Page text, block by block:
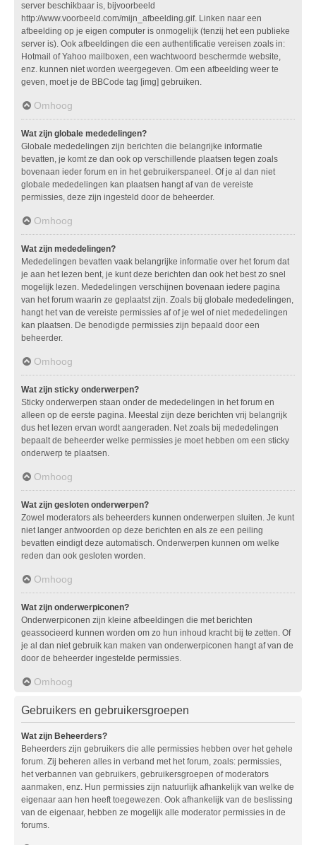
server beschikbaar is, bijvoorbeeld
http://www.voorbeeld.com/mijn_afbeelding.gif. Linken naar een
afbeelding op je eigen computer is onmogelijk (tenzij het een publieke
server is). Ook afbeeldingen die een authentificatie vereisen zoals in:
Hotmail of Yahoo mailboxen, een wachtwoord beschermde website,
enz. kunnen niet worden weergegeven. Om een afbeelding weer te
geven, moet je de BBCode tag [img] gebruiken.
Omhoog
Wat zijn globale mededelingen?
Globale mededelingen zijn berichten die belangrijke informatie
bevatten, je komt ze dan ook op verschillende plaatsen tegen zoals
bovenaan ieder forum en in het gebruikerspaneel. Of je al dan niet
globale mededelingen kan plaatsen hangt af van de vereiste
permissies, deze zijn ingesteld door de beheerder.
Omhoog
Wat zijn mededelingen?
Mededelingen bevatten vaak belangrijke informatie over het forum dat
je aan het lezen bent, je kunt deze berichten dan ook het best zo snel
mogelijk lezen. Mededelingen verschijnen bovenaan iedere pagina
van het forum waarin ze geplaatst zijn. Zoals bij globale mededelingen,
hangt het van de vereiste permissies af of je wel of niet mededelingen
kan plaatsen. De benodigde permissies zijn bepaald door een
beheerder.
Omhoog
Wat zijn sticky onderwerpen?
Sticky onderwerpen staan onder de mededelingen in het forum en
alleen op de eerste pagina. Meestal zijn deze berichten vrij belangrijk
dus het lezen ervan wordt aangeraden. Net zoals bij mededelingen
bepaalt de beheerder welke permissies je moet hebben om een sticky
onderwerp te plaatsen.
Omhoog
Wat zijn gesloten onderwerpen?
Zowel moderators als beheerders kunnen onderwerpen sluiten. Je kunt
niet langer antwoorden op deze berichten en als ze een peiling
bevatten eindigt deze automatisch. Onderwerpen kunnen om welke
reden dan ook gesloten worden.
Omhoog
Wat zijn onderwerpiconen?
Onderwerpiconen zijn kleine afbeeldingen die met berichten
geassocieerd kunnen worden om zo hun inhoud kracht bij te zetten. Of
je al dan niet gebruik kan maken van onderwerpiconen hangt af van de
door de beheerder ingestelde permissies.
Omhoog
Gebruikers en gebruikersgroepen
Wat zijn Beheerders?
Beheerders zijn gebruikers die alle permissies hebben over het gehele
forum. Zij beheren alles in verband met het forum, zoals: permissies,
het verbannen van gebruikers, gebruikersgroepen of moderators
aanmaken, enz. Hun permissies zijn natuurlijk afhankelijk van welke de
eigenaar aan hen heeft toegewezen. Ook afhankelijk van de beslissing
van de eigenaar, hebben ze mogelijk alle moderator permissies in de
forums.